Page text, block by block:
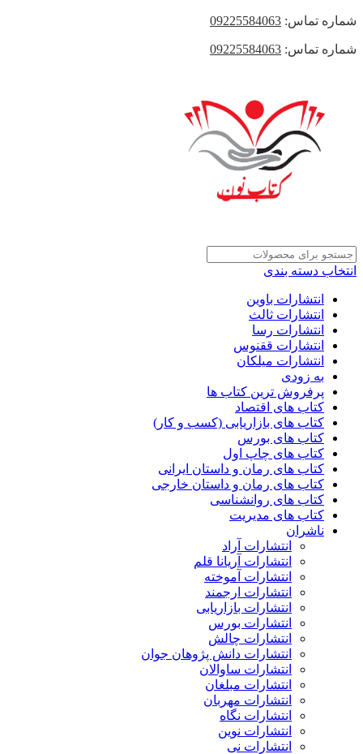
شماره تماس: 09225584063
شماره تماس: 09225584063
انتخاب دسته بندی
انتشارات باوین
انتشارات ثالث
انتشارات رسا
انتشارات ققنوس
انتشارات میلکان
به زودی
پرفروش ترین کتاب ها
کتاب های اقتصاد
کتاب های بازاریابی (کسب و کار)
کتاب های بورس
کتاب های چاپ اول
کتاب های رمان و داستان ایرانی
کتاب های رمان و داستان خارجی
کتاب های روانشناسی
کتاب های مدیریت
ناشران
انتشارات آراد
انتشارات آریانا قلم
انتشارات آموخته
انتشارات ارجمند
انتشارات بازاریابی
انتشارات بورس
انتشارات چالش
انتشارات دانش پژوهان جوان
انتشارات ساوالان
انتشارات مبلغان
انتشارات مهربان
انتشارات نگاه
انتشارات نوین
انتشارات نی